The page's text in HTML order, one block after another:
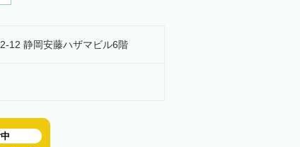
12 静岡安藤ハザマビル6階